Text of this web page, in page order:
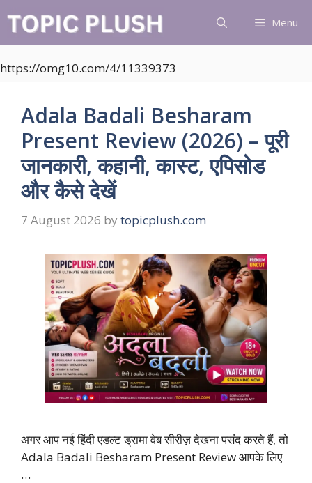
content
Menu
https://omg10.com/4/11339373
Adala Badali Besharam
Present Review (2026) – पूरी
जानकारी, कहानी, कास्ट, एपिसोड
और कैसे देखें
7 August 2026 by topicplush.com
अगर आप नई हिंदी एडल्ट ड्रामा वेब सीरीज़ देखना पसंद करते हैं, तो
Adala Badali Besharam Present Review आपके लिए
…